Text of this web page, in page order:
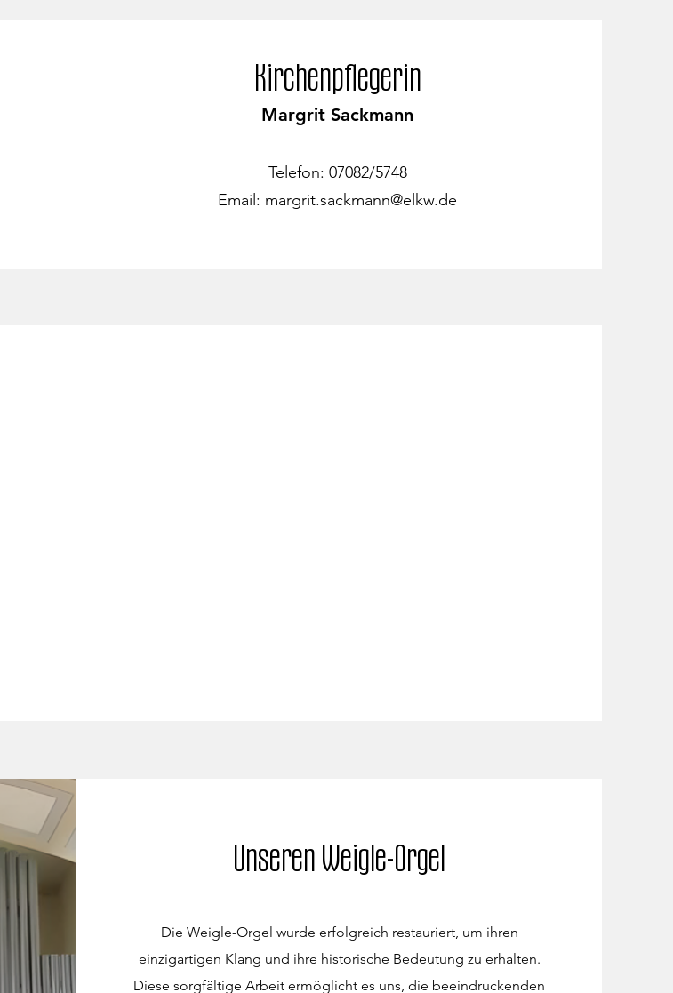
Kirchenpflegerin
Margrit Sackmann
Telefon: 07082/5748
Email: margrit.sackmann@elkw.de
Unseren Weigle-Orgel
Die Weigle-Orgel wurde erfolgreich restauriert, um ihren
einzigartigen Klang und ihre historische Bedeutung zu erhalten.
Diese sorgfältige Arbeit ermöglicht es uns, die beeindruckenden